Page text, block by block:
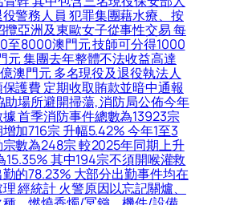
警務人員 犯罪集團藉水療、按
攬亞洲及東歐女子從事性交易 每
至8000澳門元 技師可分得1000
元 集團去年整體不法收益高達
澳門元 多名現役及退役執法人
護費 定期收取賄款並暗中通報
助場所避開掃蕩, 消防局公佈今年
首季消防事件總數為13923宗
加716宗 升幅5.42% 今年1至3
數為248宗 較2025年同期上升
15.35% 其中194宗不須開喉灌救
的78.23% 大部分出勤事件均在
經統計 火警原因以忘記關爐、